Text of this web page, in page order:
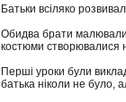
Батьки всіляко
Обидва брати малювали
костюми створювалися
Перші уроки були
батька ніколи не було,